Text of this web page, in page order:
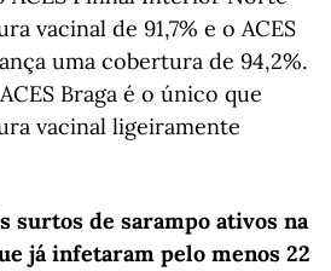
vacinal de 91,7% e o ACES
uma cobertura de 94,2%.
Braga é o único que
vacinal ligeiramente
surtos de sarampo ativos na
já infetaram pelo menos 22